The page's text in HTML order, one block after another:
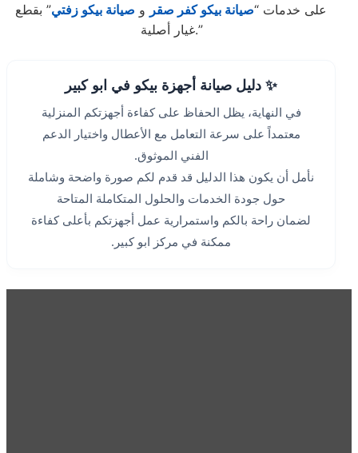
على خدمات “صيانة بيكو كفر صقر و صيانة بيكو زفتي” بقطع
غيار أصلية.”
✨ دليل صيانة أجهزة بيكو في ابو كبير
في النهاية، يظل الحفاظ على كفاءة أجهزتكم المنزلية
معتمداً على سرعة التعامل مع الأعطال واختيار الدعم
الفني الموثوق.
نأمل أن يكون هذا الدليل قد قدم لكم صورة واضحة وشاملة
حول جودة الخدمات والحلول المتكاملة المتاحة
لضمان راحة بالكم واستمرارية عمل أجهزتكم بأعلى كفاءة
ممكنة في مركز ابو كبير.